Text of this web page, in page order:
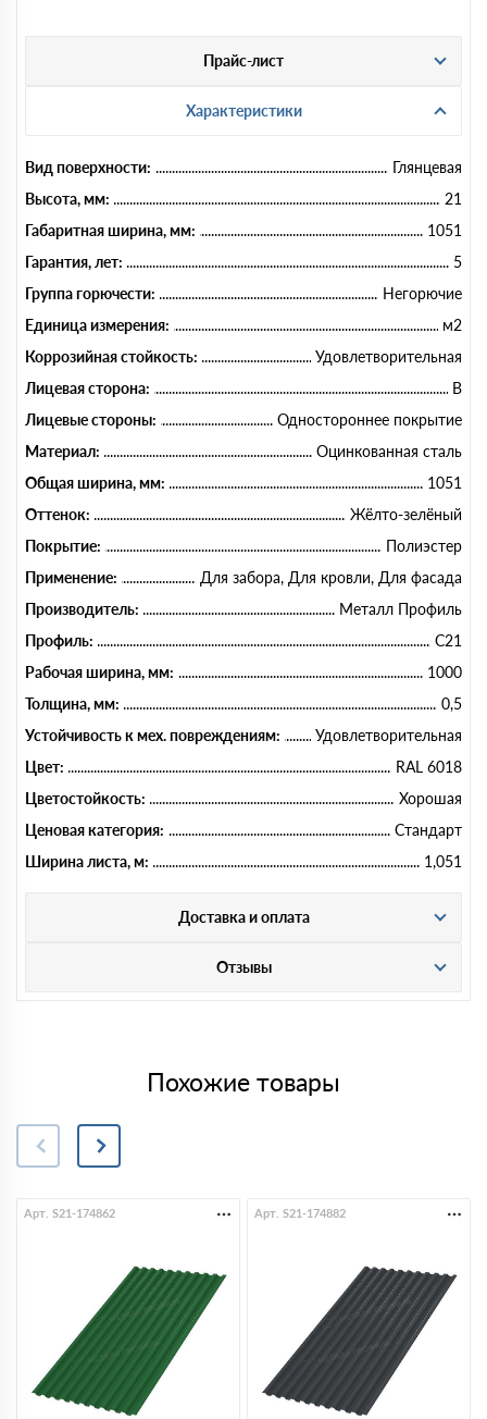
Прайс-лист
Характеристики
Вид поверхности:
Глянцевая
Высота, мм:
21
Габаритная ширина, мм:
1051
Гарантия, лет:
5
Группа горючести:
Негорючие
Единица измерения:
м2
Коррозийная стойкость:
Удовлетворительная
Лицевая сторона:
B
Лицевые стороны:
Одностороннее покрытие
Материал:
Оцинкованная сталь
Общая ширина, мм:
1051
Оттенок:
Жёлто-зелёный
Покрытие:
Полиэстер
Применение:
Для забора, Для кровли, Для фасада
Производитель:
Металл Профиль
Профиль:
C21
Рабочая ширина, мм:
1000
Толщина, мм:
0,5
Устойчивость к мех. повреждениям:
Удовлетворительная
Цвет:
RAL 6018
Цветостойкость:
Хорошая
Ценовая категория:
Стандарт
Ширина листа, м:
1,051
Доставка и оплата
Отзывы
Похожие товары
Арт. S21-174862 Арт. S21-174882